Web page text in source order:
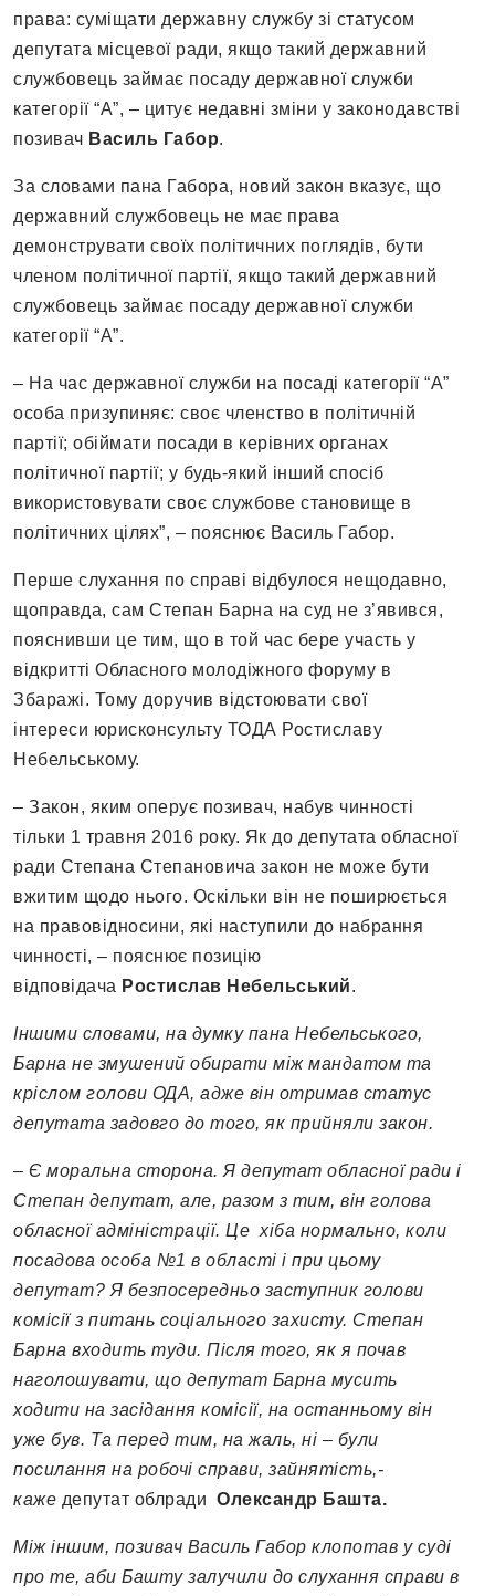
права: суміщати державну службу зі статусом
депутата місцевої ради, якщо такий державний
службовець займає посаду державної служби
категорії “А”, – цитує недавні зміни у законодавстві
позивач Василь Габор.
За словами пана Габора, новий закон вказує, що
державний службовець не має права
демонструвати своїх політичних поглядів, бути
членом політичної партії, якщо такий державний
службовець займає посаду державної служби
категорії “А”.
– На час державної служби на посаді категорії “А”
особа призупиняє: своє членство в політичній
партії; обіймати посади в керівних органах
політичної партії; у будь-який інший спосіб
використовувати своє службове становище в
політичних цілях”, – пояснює Василь Габор.
Перше слухання по справі відбулося нещодавно,
щоправда, сам Степан Барна на суд не з’явився,
пояснивши це тим, що в той час бере участь у
відкритті Обласного молодіжного форуму в
Збаражі. Тому доручив відстоювати свої
інтереси юрисконсульту ТОДА Ростиславу
Небельському.
– Закон, яким оперує позивач, набув чинності
тільки 1 травня 2016 року. Як до депутата обласної
ради Степана Степановича закон не може бути
вжитим щодо нього. Оскільки він не поширюється
на правовідносини, які наступили до набрання
чинності, – пояснює позицію
відповідача Ростислав Небельський.
Іншими словами, на думку пана Небельського,
Барна не змушений обирати між мандатом та
кріслом голови ОДА, адже він отримав статус
депутата задовго до того, як прийняли закон.
– Є моральна сторона. Я депутат обласної ради і
Степан депутат, але, разом з тим, він голова
обласної адміністрації. Це хіба нормально, коли
посадова особа №1 в області і при цьому
депутат? Я безпосередньо заступник голови
комісії з питань соціального захисту. Степан
Барна входить туди. Після того, як я почав
наголошувати, що депутат Барна мусить
ходити на засідання комісії, на останньому він
уже був. Та перед тим, на жаль, ні – були
посилання на робочі справи, зайнятість,-
каже депутат облради Олександр Башта.
Між іншим, позивач Василь Габор клопотав у суді
про те, аби Башту залучили до слухання справи в